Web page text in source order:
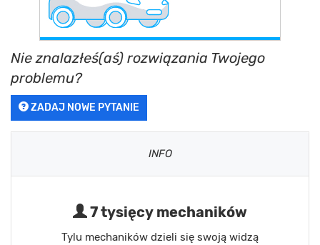
Nie znalazłeś(aś) rozwiązania Twojego
problemu?
ZADAJ NOWE PYTANIE
INFO
7 tysięcy mechaników
Tylu mechaników dzieli się swoją widzą